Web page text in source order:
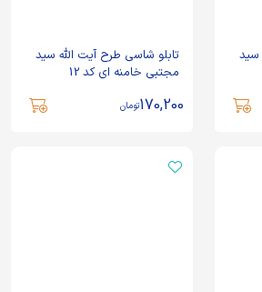
سید
تابلو شاسی طرح آیت الله سید
مجتبی خامنه ای کد 12
170,200تومان